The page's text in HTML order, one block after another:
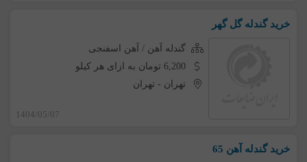
خرید گندله گل گهر
گندله آهن / آهن اسفنجی
6,200 تومان به ازای هر کیلو
تهران - تهران
1404/05/07
خرید گندله آهن 65